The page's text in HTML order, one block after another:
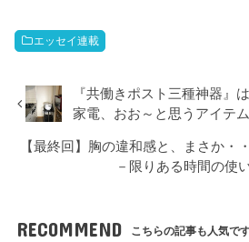
エッセイ連載
『共働きポスト三種神器』
家電、おお～と思うアイテム
【最終回】胸の違和感と、まさか・
－限りある時間の使
RECOMMEND こちらの記事も人気です